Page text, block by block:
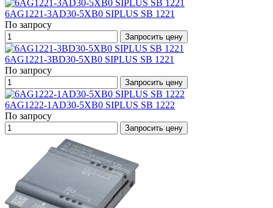
6AG1221-3AD30-5XB0 SIPLUS SB 1221
По запросу
Запросить цену
6AG1221-3BD30-5XB0 SIPLUS SB 1221
По запросу
Запросить цену
6AG1222-1AD30-5XB0 SIPLUS SB 1222
По запросу
Запросить цену